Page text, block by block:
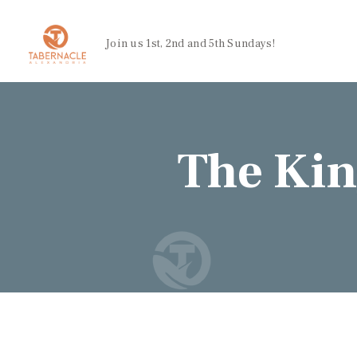
Join us 1st, 2nd and 5th Sundays!
The